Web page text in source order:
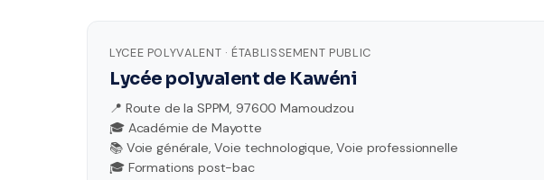
LYCEE POLYVALENT · ÉTABLISSEMENT PUBLIC
Lycée polyvalent de Kawéni
📍 Route de la SPPM, 97600 Mamoudzou
🎓 Académie de Mayotte
📚 Voie générale, Voie technologique, Voie professionnelle
🎓 Formations post-bac